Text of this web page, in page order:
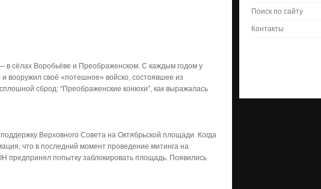
в сёлах Воробьёве и Преображенском. С каждым годом у
вооружил своё «потешное» войско, состоявшее из
сброд: “Преображенские конюхи”, как выражалась
Верховного Совета на Октябрьской площади. Когда
что в последний момент проведение митинга на
попытку заблокировать площадь. Появились
Поиск по сайту
Контакты